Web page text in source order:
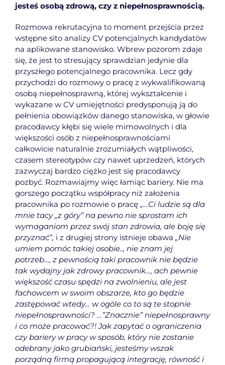
jesteś osobą zdrową, czy z niepełnosprawnością.
Rozmowa rekrutacyjna to moment przejścia przez
wstępne sito analizy CV potencjalnych kandydatów
na aplikowane stanowisko. Wbrew pozorom zdaje
się, że jest to stresujący sprawdzian jedynie dla
przyszłego potencjalnego pracownika. Lecz gdy
przychodzi do rozmowy o pracę z wykwalifikowaną
osobą niepełnosprawną, której wykształcenie i
wykazane w CV umiejętności predysponują ją do
pełnienia obowiązków danego stanowiska, w głowie
pracodawcy kłębi się wiele mimowolnych i dla
większości osób z niepełnosprawnościami
całkowicie naturalnie zrozumiałych wątpliwości,
czasem stereotypów czy nawet uprzedzeń, których
zazwyczaj bardzo ciężko jest się pracodawcy
pozbyć. Rozmawiajmy więc łamiąc bariery. Nie ma
gorszego początku współpracy niż założenia
pracownika po rozmowie o pracę „…Ci ludzie są dla
mnie tacy „z góry” na pewno nie sprostam ich
wymaganiom przez swój stan zdrowia, ale boję się
przyznać”, i z drugiej strony istnieje obawa „Nie
umiem pomóc takiej osobie.., nie znam jej
potrzeb…, z pewnością taki pracownik nie będzie
tak wydajny jak zdrowy pracownik…, ach pewnie
większość czasu spędzi na zwolnieniu, ale jest
fachowcem w swoim obszarze, kto go będzie
zastępować wtedy… w ogóle co to są te stopnie
niepełnosprawności? …”Znacznie” niepełnosprawny
i co może pracować?! Jak zapytać o ograniczenia
czy bariery w pracy w sposób, który nie zostanie
odebrany jako grubiański, jesteśmy wszak
porządną firmą propagującą integrację, równość i